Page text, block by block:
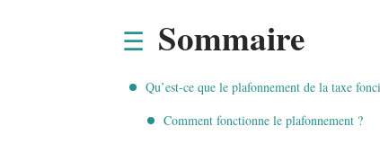
Sommaire
Qu’est-ce que le plafonnement de la taxe
Comment fonctionne le plafonnement ?